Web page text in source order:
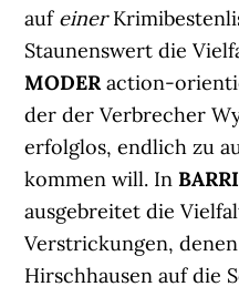
auf einer
Staunenswert die
MODERaction-
der der Verbrecher
erfolglos, endlich zu
kommen will. In
ausgebreitet die
Verstrickungen,
Hirschhausen auf die